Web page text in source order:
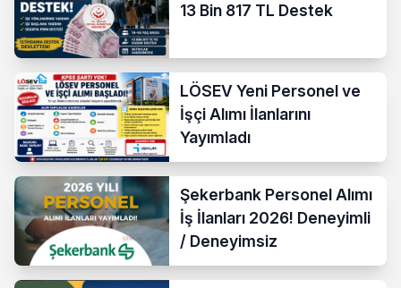
13 Bin 817 TL Destek
LÖSEV Yeni Personel ve
İşçi Alımı İlanlarını
Yayımladı
Şekerbank Personel Alımı
İş İlanları 2026! Deneyimli
/ Deneyimsiz